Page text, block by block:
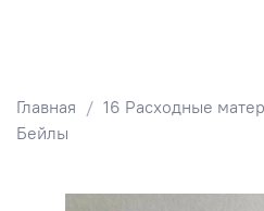
Главная
16 Расходные
Бейлы